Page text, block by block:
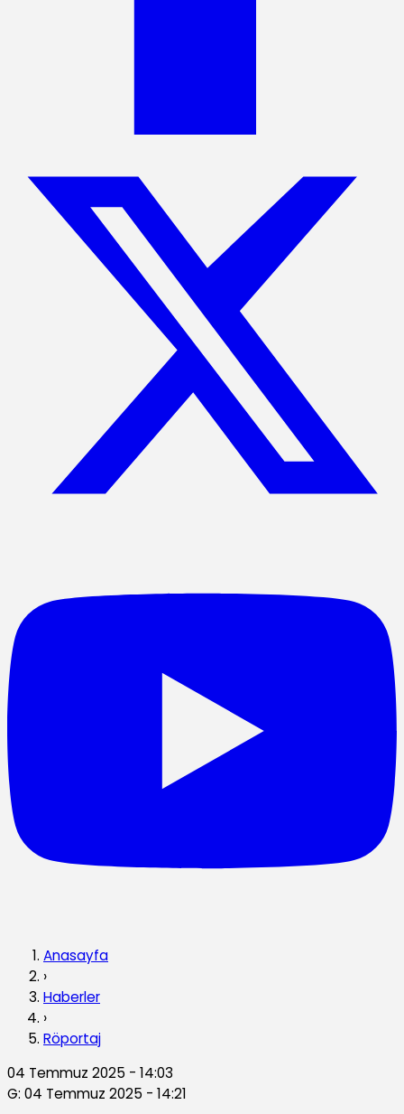
Anasayfa
›
Haberler
›
Röportaj
04 Temmuz 2025 - 14:03
G: 04 Temmuz 2025 - 14:21